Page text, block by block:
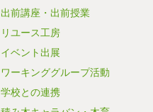
出前講座・出前授業
リユース工房
イベント出展
ワーキンググループ活動
学校との連携